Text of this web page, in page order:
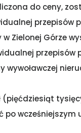
do ceny,
przepisów
Zielonej Górze
wywoławczej
(pięćdziesiąt
po